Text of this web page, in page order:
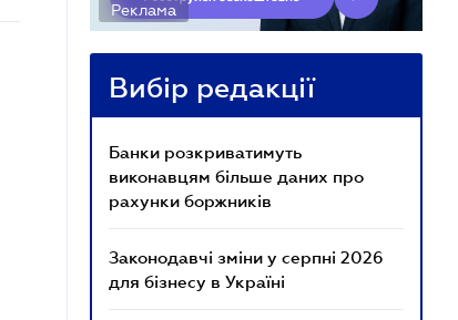
Реклама
Вибір редакції
Банки розкриватимуть
виконавцям більше даних про
рахунки боржників
Законодавчі зміни у серпні 2026
для бізнесу в Україні